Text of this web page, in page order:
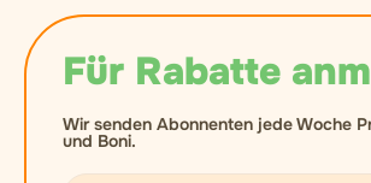
Für Rabatte
Wir senden Abonnenten jede Woche
und Boni.